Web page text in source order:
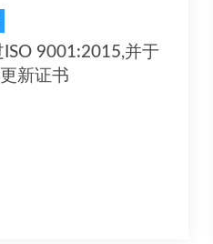
9001:2015,并于
新证书